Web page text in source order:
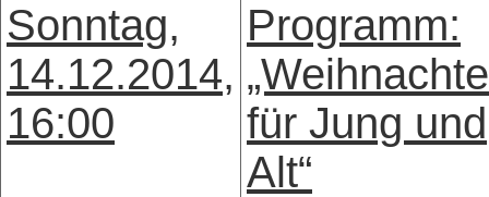
Sonntag,
14.12.2014,
16:00
Programm:
für Jung und
Alt“